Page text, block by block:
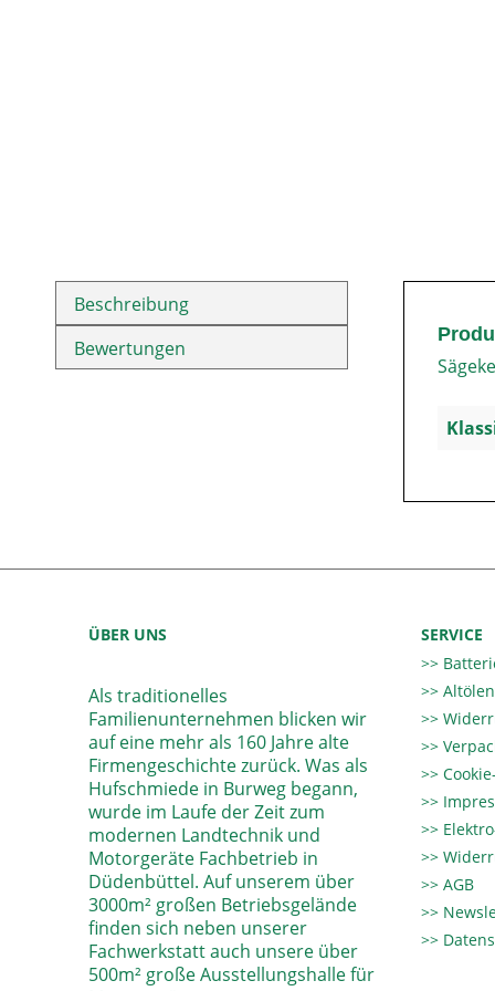
Beschreibung
Bewertungen
ÜBER UNS
Als traditionelles
Familienunternehmen blicken wir
auf eine mehr als 160 Jahre alte
Firmengeschichte zurück. Was als
Hufschmiede in Burweg begann,
wurde im Laufe der Zeit zum
modernen Landtechnik und
Motorgeräte Fachbetrieb in
Düdenbüttel. Auf unserem über
3000m² großen Betriebsgelände
finden sich neben unserer
Fachwerkstatt auch unsere über
500m² große Ausstellungshalle für
SERVICE
AGB